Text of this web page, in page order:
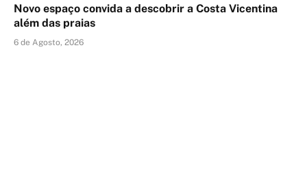
Novo espaço convida a descobrir a Costa Vicentina
além das praias
6 de Agosto, 2026